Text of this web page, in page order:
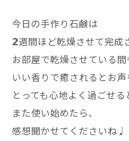
今日の手作り石鹸は
𝟮週間ほど乾燥させて完成
お部屋で乾燥させている間
いい香りで癒されるとお
とっても心地よく過ごせる
また使い始めたら、
感想聞かせてくださいね